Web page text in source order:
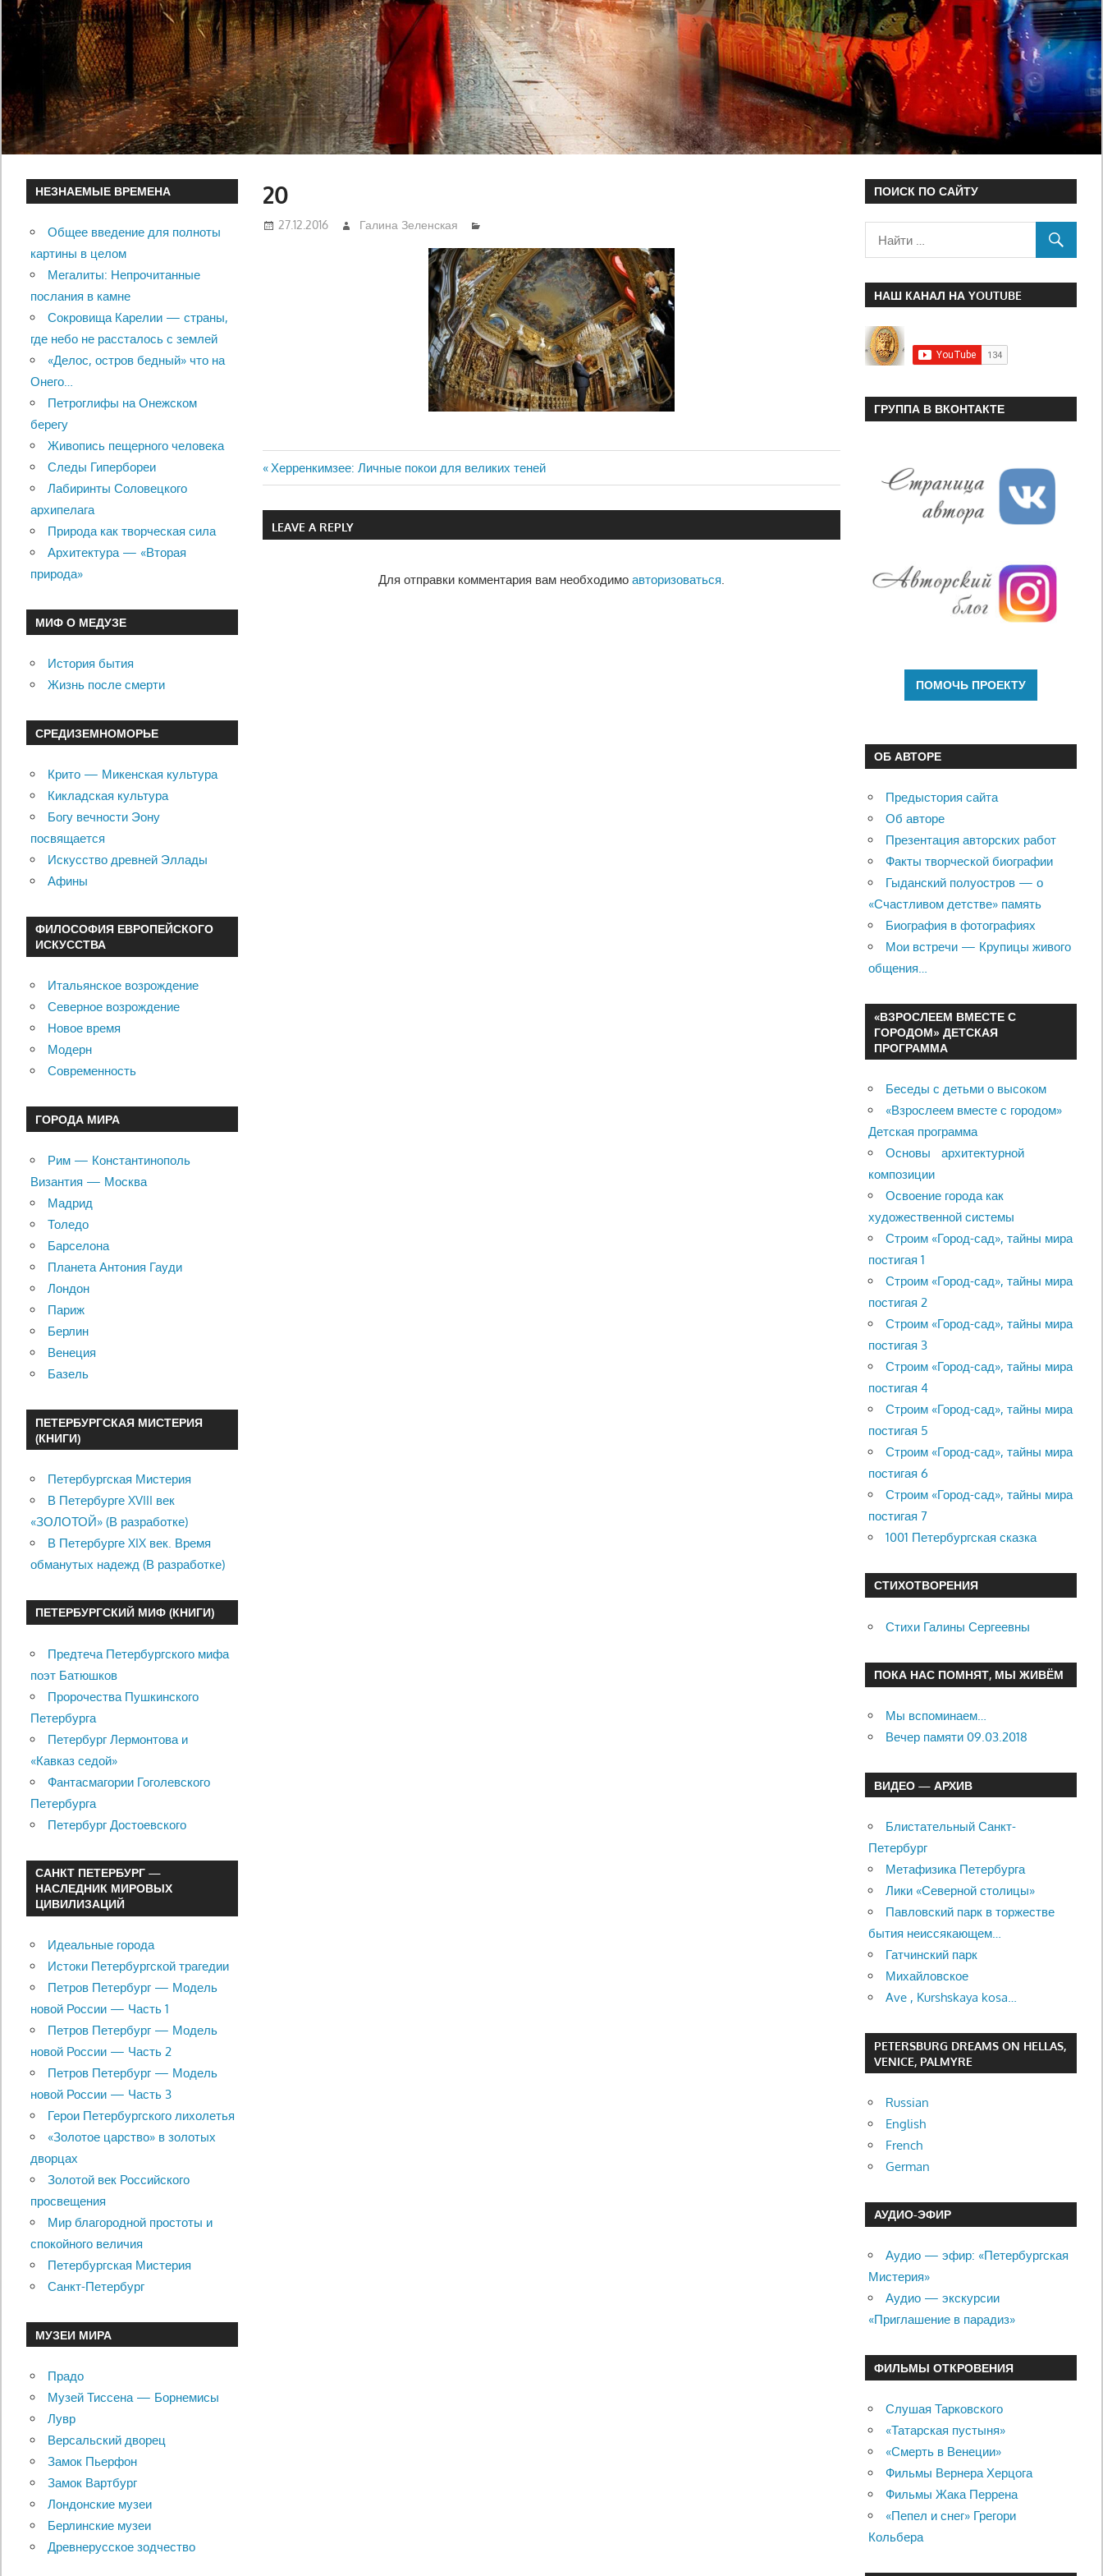
20
27.12.2016 Галина Зеленская
Навигация
по
Previous
Post:
Херренкимзее: Личные покои для великих теней
LEAVE A REPLY
Для отправки комментария вам необходимо авторизоваться.
НЕЗНАЕМЫЕ ВРЕМЕНА
Общее введение для полноты
картины в целом
Мегалиты: Непрочитанные
послания в камне
Сокровища Карелии — страны,
где небо не рассталось с землей
«Делос, остров бедный» что на
Онего…
Петроглифы на Онежском
берегу
Живопись пещерного человека
Следы Гипербореи
Лабиринты Соловецкого
архипелага
Природа как творческая сила
Архитектура — «Вторая
природа»
МИФ О МЕДУЗЕ
История бытия
Жизнь после смерти
СРЕДИЗЕМНОМОРЬЕ
Крито — Микенская культура
Кикладская культура
Богу вечности Эону
посвящается
Искусство древней Эллады
Афины
ФИЛОСОФИЯ ЕВРОПЕЙСКОГО
ИСКУССТВА
Итальянское возрождение
Северное возрождение
Новое время
Модерн
Современность
ГОРОДА МИРА
Рим — Константинополь
Византия — Москва
Мадрид
Толедо
Барселона
Планета Антония Гауди
Лондон
Париж
Берлин
Венеция
Базель
ПЕТЕРБУРГСКАЯ МИСТЕРИЯ
(КНИГИ)
Петербургская Мистерия
В Петербурге XVIII век
«ЗОЛОТОЙ» (В разработке)
В Петербурге XIX век. Время
обманутых надежд (В разработке)
ПЕТЕРБУРГСКИЙ МИФ (КНИГИ)
Предтеча Петербургского мифа
поэт Батюшков
Пророчества Пушкинского
Петербурга
Петербург Лермонтова и
«Кавказ седой»
Фантасмагории Гоголевского
Петербурга
Петербург Достоевского
САНКТ ПЕТЕРБУРГ —
НАСЛЕДНИК МИРОВЫХ
ЦИВИЛИЗАЦИЙ
Идеальные города
Истоки Петербургской трагедии
Петров Петербург — Модель
новой России — Часть 1
Петров Петербург — Модель
новой России — Часть 2
Петров Петербург — Модель
новой России — Часть 3
Герои Петербургского лихолетья
«Золотое царство» в золотых
дворцах
Золотой век Российского
просвещения
Мир благородной простоты и
спокойного величия
Петербургская Мистерия
Санкт-Петербург
МУЗЕИ МИРА
Прадо
Музей Тиссена — Борнемисы
Лувр
Версальский дворец
Замок Пьерфон
Замок Вартбург
Лондонские музеи
Берлинские музеи
Древнерусское зодчество
ПОИСК ПО САЙТУ
НАШ КАНАЛ НА YOUTUBE
ГРУППА В ВКОНТАКТЕ
ОБ АВТОРЕ
Предыстория сайта
Об авторе
Презентация авторских работ
Факты творческой биографии
Гыданский полуостров — о
«Счастливом детстве» память
Биография в фотографиях
Мои встречи — Крупицы живого
общения…
«ВЗРОСЛЕЕМ ВМЕСТЕ С
ГОРОДОМ» ДЕТСКАЯ
ПРОГРАММА
Беседы с детьми о высоком
«Взрослеем вместе с городом»
Детская программа
Основы архитектурной
композиции
Освоение города как
художественной системы
Строим «Город-сад», тайны мира
постигая 1
Строим «Город-сад», тайны мира
постигая 2
Строим «Город-сад», тайны мира
постигая 3
Строим «Город-сад», тайны мира
постигая 4
Строим «Город-сад», тайны мира
постигая 5
Строим «Город-сад», тайны мира
постигая 6
Строим «Город-сад», тайны мира
постигая 7
1001 Петербургская сказка
СТИХОТВОРЕНИЯ
Стихи Галины Сергеевны
ПОКА НАС ПОМНЯТ, МЫ ЖИВЁМ
Мы вспоминаем…
Вечер памяти 09.03.2018
ВИДЕО — АРХИВ
Блистательный Санкт-
Петербург
Метафизика Петербурга
Лики «Северной столицы»
Павловский парк в торжестве
бытия неиссякающем…
Гатчинский парк
Михайловское
Ave , Kurshskaya kosa…
PETERSBURG DREAMS ON HELLAS,
VENICE, PALMYRE
Russian
English
French
German
АУДИО-ЭФИР
Аудио — эфир: «Петербургская
Мистерия»
Аудио — экскурсии
«Приглашение в парадиз»
ФИЛЬМЫ ОТКРОВЕНИЯ
Слушая Тарковского
«Татарская пустыня»
«Смерть в Венеции»
Фильмы Вернера Херцога
Фильмы Жака Перрена
«Пепел и снег» Грегори
Кольбера